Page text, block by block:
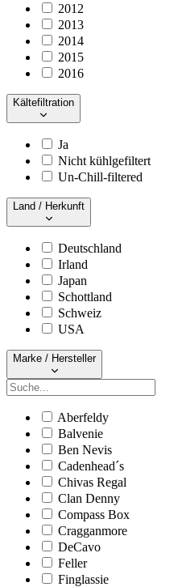
2012
2013
2014
2015
2016
Kältefiltration
Ja
Nicht kühlgefiltert
Un-Chill-filtered
Land / Herkunft
Deutschland
Irland
Japan
Schottland
Schweiz
USA
Marke / Hersteller
Aberfeldy
Balvenie
Ben Nevis
Cadenhead´s
Chivas Regal
Clan Denny
Compass Box
Cragganmore
DeCavo
Feller
Finglassie